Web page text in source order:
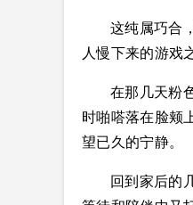
这纯属巧合
人慢下来的游戏
在那几天粉
时啪嗒落在脸颊
望已久的宁静。
回到家后的